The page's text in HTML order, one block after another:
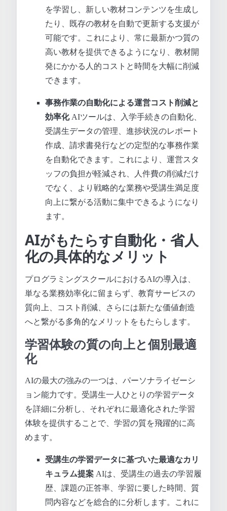
を学習し、新しい教材コンテンツを生成し
たり、既存の教材を自動で更新する支援が
可能です。これにより、常に最新かつ質の
高い教材を提供できるようになり、教材開
発にかかる人的コストと時間を大幅に削減
できます。
事務作業の自動化による運営コスト削減と
効率化AIツールは、入学手続きの自動化、
受講生データの管理、進捗状況のレポート
作成、請求書発行などの定型的な事務作業
を自動化できます。これにより、運営スタ
ッフの負担が軽減され、人件費の削減だけ
でなく、より戦略的な業務や受講生満足度
向上に繋がる活動に集中できるようになり
ます。
AIがもたらす自動化・省人
化の具体的なメリット
プログラミングスクールにおけるAIの導入は、
単なる業務効率化に留まらず、教育サービスの
質向上、コスト削減、さらには新たな価値創造
へと繋がる多角的なメリットをもたらします。
学習体験の質の向上と個別最適
化
AIの最大の強みの一つは、パーソナライゼーシ
ョン能力です。受講生一人ひとりの学習データ
を詳細に分析し、それぞれに最適化された学習
体験を提供することで、学習の質を飛躍的に高
めます。
受講生の学習データに基づいた最適なカリ
キュラム提案AIは、受講生の過去の学習履
歴、課題の正答率、学習に要した時間、質
問内容などを総合的に分析します。これに